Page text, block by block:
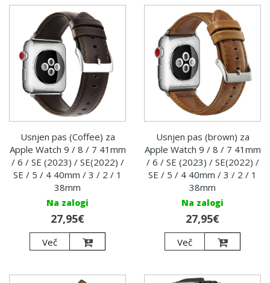
Usnjen pas (Coffee) za
Apple Watch 9 / 8 / 7 41mm
/ 6 / SE (2023) / SE(2022) /
SE / 5 / 4 40mm / 3 / 2 / 1
38mm
Na zalogi
27,95€
Več
Usnjen pas (brown) za
Apple Watch 9 / 8 / 7 41mm
/ 6 / SE (2023) / SE(2022) /
SE / 5 / 4 40mm / 3 / 2 / 1
38mm
Na zalogi
27,95€
Več